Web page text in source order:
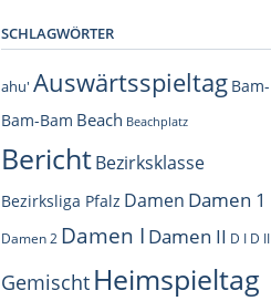
SCHLAGWÖRTER
ahu' Auswärtsspieltag Bam-
Bam-Bam Beach Beachplatz
BerichtBezirksklasse
Bezirksliga Pfalz Damen Damen 1
Damen 2 Damen I Damen II D I D II
Gemischt Heimspieltag